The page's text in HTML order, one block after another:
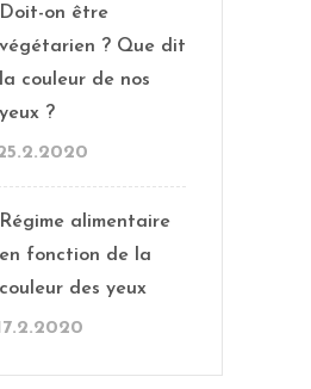
Doit-on être
végétarien ? Que dit
la couleur de nos
yeux ?
Régime alimentaire
en fonction de la
couleur des yeux